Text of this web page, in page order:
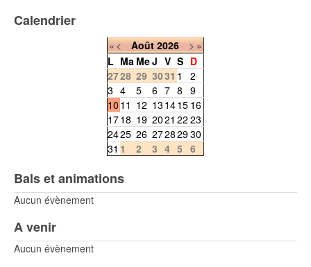
Calendrier
«< Août 2026 >»
L Ma MeJ V S D
2728 29 3031 1
2
3 4 5 6 7 8 9
10 11 12 13 1415 16
1718 19 2021 22 23
2425 26 27282930
31 1 2 3 4 5 6
Bals et animations
Aucun évènement
A venir
Aucun évènement